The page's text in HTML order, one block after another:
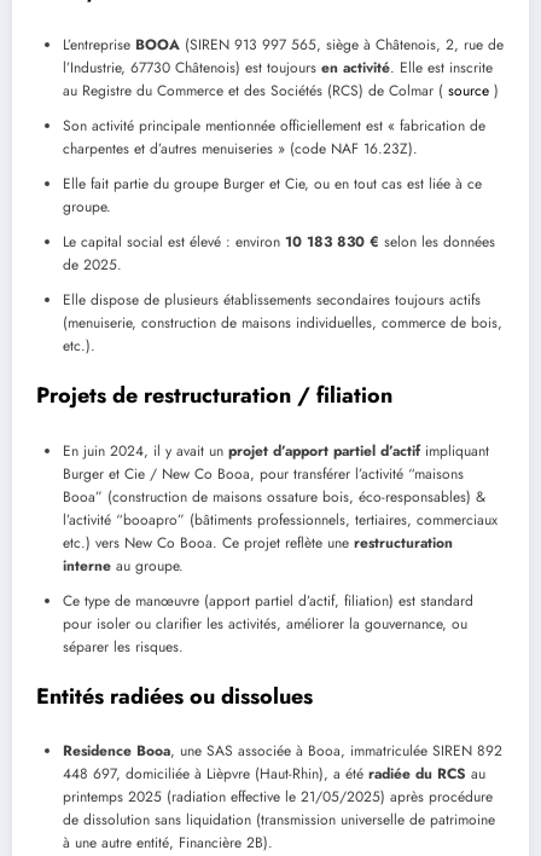
L’entreprise BOOA (SIREN 913 997 565, siège à Châtenois, 2, rue de
l’Industrie, 67730 Châtenois) est toujours en activité. Elle est inscrite
au Registre du Commerce et des Sociétés (RCS) de Colmar ( source )
Son activité principale mentionnée officiellement est « fabrication de
charpentes et d’autres menuiseries » (code NAF 16.23Z).
Elle fait partie du groupe Burger et Cie, ou en tout cas est liée à ce
groupe.
Le capital social est élevé : environ 10 183 830 € selon les données
de 2025.
Elle dispose de plusieurs établissements secondaires toujours actifs
(menuiserie, construction de maisons individuelles, commerce de bois,
etc.).
Projets de restructuration / filiation
En juin 2024, il y avait un projet d’apport partiel d’actifimpliquant
Burger et Cie / New Co Booa, pour transférer l’activité “maisons
Booa” (construction de maisons ossature bois, éco-responsables) &
l’activité “booapro” (bâtiments professionnels, tertiaires, commerciaux
etc.) vers New Co Booa. Ce projet reflète une restructuration
interne au groupe.
Ce type de manœuvre (apport partiel d’actif, filiation) est standard
pour isoler ou clarifier les activités, améliorer la gouvernance, ou
séparer les risques.
Entités radiées ou dissolues
Residence Booa, une SAS associée à Booa, immatriculée SIREN 892
448 697, domiciliée à Lièpvre (Haut-Rhin), a été radiée du RCS au
printemps 2025 (radiation effective le 21/05/2025) après procédure
de dissolution sans liquidation (transmission universelle de patrimoine
à une autre entité, Financière 2B).